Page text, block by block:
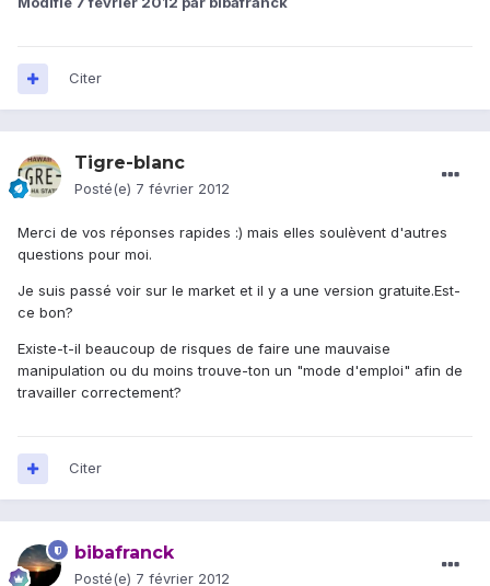
Citer
Tigre-blanc
Posté(e) 7 février 2012
Merci de vos réponses rapides :) mais elles soulèvent d'autres
questions pour moi.
Je suis passé voir sur le market et il y a une version gratuite.Est-
ce bon?
Existe-t-il beaucoup de risques de faire une mauvaise
manipulation ou du moins trouve-ton un "mode d'emploi" afin de
travailler correctement?
Citer
bibafranck
Posté(e) 7 février 2012